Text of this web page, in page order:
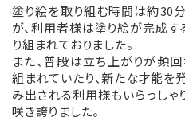
塗り絵を取り組む時間は約30
が、利用者様は塗り絵が完成
り組まれておりました。
また、普段は立ち上がりが頻
組まれていたり、新たな才能を
み出される利用様もいらっし
咲き誇りました。